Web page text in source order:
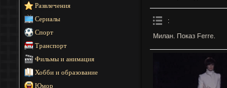
Развлечения
Сериалы
Спорт
Транспорт
Фильмы и анимация
Хобби и образование
Юмор
:
Милан. Показ Ferre.